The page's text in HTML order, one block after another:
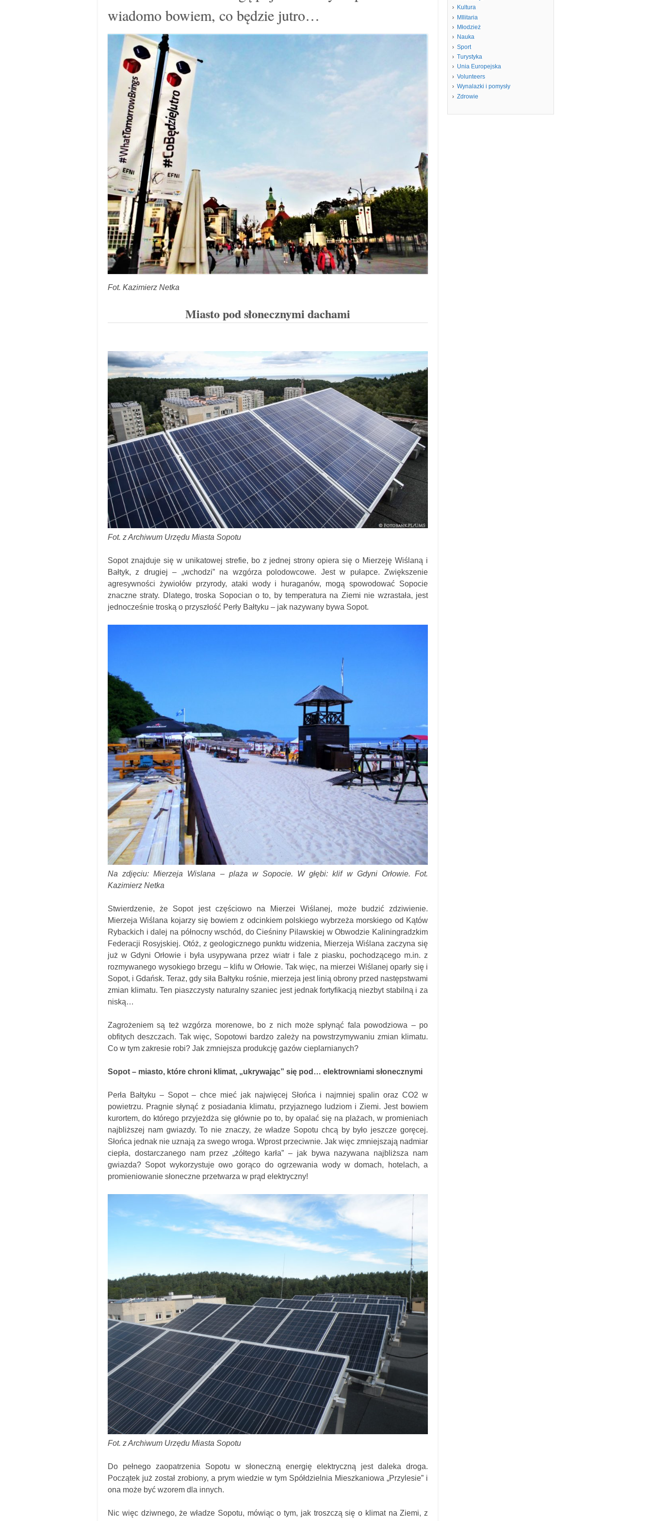
wiadomo bowiem, co będzie jutro…
Fot. Kazimierz Netka
Miasto pod słonecznymi dachami
Fot. z Archiwum Urzędu Miasta Sopotu
Sopot znajduje się w unikatowej strefie, bo z jednej strony opiera się o Mierzeję Wiślaną i
Bałtyk, z drugiej – „wchodzi” na wzgórza polodowcowe. Jest w pułapce. Zwiększenie
agresywności żywiołów przyrody, ataki wody i huraganów, mogą spowodować Sopocie
znaczne straty. Dlatego, troska Sopocian o to, by temperatura na Ziemi nie wzrastała, jest
jednocześnie troską o przyszłość Perły Bałtyku – jak nazywany bywa Sopot.
Na zdjęciu: Mierzeja Wislana – plaża w Sopocie. W głębi: klif w Gdyni Orłowie. Fot.
Kazimierz Netka
Stwierdzenie, że Sopot jest częściowo na Mierzei Wiślanej, może budzić zdziwienie.
Mierzeja Wiślana kojarzy się bowiem z odcinkiem polskiego wybrzeża morskiego od Kątów
Rybackich i dalej na północny wschód, do Cieśniny Pilawskiej w Obwodzie Kaliningradzkim
Federacji Rosyjskiej. Otóż, z geologicznego punktu widzenia, Mierzeja Wiślana zaczyna się
już w Gdyni Orłowie i była usypywana przez wiatr i fale z piasku, pochodzącego m.in. z
rozmywanego wysokiego brzegu – klifu w Orłowie. Tak więc, na mierzei Wiślanej oparły się i
Sopot, i Gdańsk. Teraz, gdy siła Bałtyku rośnie, mierzeja jest linią obrony przed następstwami
zmian klimatu. Ten piaszczysty naturalny szaniec jest jednak fortyfikacją niezbyt stabilną i za
niską…
Zagrożeniem są też wzgórza morenowe, bo z nich może spłynąć fala powodziowa – po
obfitych deszczach. Tak więc, Sopotowi bardzo zależy na powstrzymywaniu zmian klimatu.
Co w tym zakresie robi? Jak zmniejsza produkcję gazów cieplarnianych?
Sopot – miasto, które chroni klimat, „ukrywając” się pod… elektrowniami słonecznymi
Perła Bałtyku – Sopot – chce mieć jak najwięcej Słońca i najmniej spalin oraz CO2 w
powietrzu. Pragnie słynąć z posiadania klimatu, przyjaznego ludziom i Ziemi. Jest bowiem
kurortem, do którego przyjeżdża się głównie po to, by opalać się na plażach, w promieniach
najbliższej nam gwiazdy. To nie znaczy, że władze Sopotu chcą by było jeszcze goręcej.
Słońca jednak nie uznają za swego wroga. Wprost przeciwnie. Jak więc zmniejszają nadmiar
ciepła, dostarczanego nam przez „żółtego karła” – jak bywa nazywana najbliższa nam
gwiazda? Sopot wykorzystuje owo gorąco do ogrzewania wody w domach, hotelach, a
promieniowanie słoneczne przetwarza w prąd elektryczny!
Fot. z Archiwum Urzędu Miasta Sopotu
Do pełnego zaopatrzenia Sopotu w słoneczną energię elektryczną jest daleka droga.
Początek już został zrobiony, a prym wiedzie w tym Spółdzielnia Mieszkaniowa „Przylesie” i
ona może być wzorem dla innych.
Nic więc dziwnego, że władze Sopotu, mówiąc o tym, jak troszczą się o klimat na Ziemi, z
Kultura
MIlitaria
Młodzież
Nauka
Sport
Turystyka
Unia Europejska
Volunteers
Wynalazki i pomysły
Zdrowie